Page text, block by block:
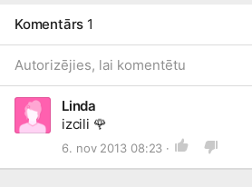
Komentārs 1
Autorizējies, lai komentētu
Linda
izcili 🌹
6. nov 2013 08:23 ·